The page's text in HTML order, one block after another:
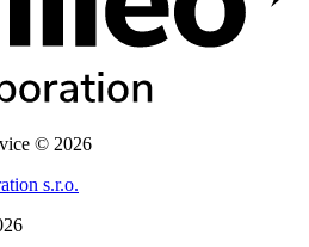
© 2026
s.r.o.